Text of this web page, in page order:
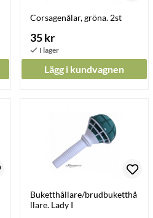
Corsagenålar, gröna. 2st
35 kr
Lägg i kundvagnen
Buketthållare/brudbuketthå
llare. Lady I